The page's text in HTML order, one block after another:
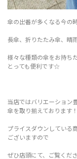
傘の出番が多くなる今の
長傘、折りたたみ傘、晴
様々な種類の傘をお持ち
とっても便利です☆
当店ではバリエーション
傘を取り揃えております！
プライスダウンしている
ございますので
ぜひ店頭にて、ご覧くだ